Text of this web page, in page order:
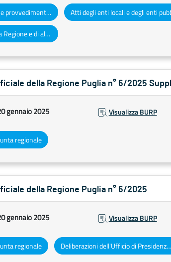
Corte Costituzionale e provvedimenti organi giurisdizionali
Altri atti e avvisi della Regione e di altri enti pubblici che interessano la collettività regionale
della Regione Puglia n° 6/2025
gennaio 2025 Visualizza BURP
regionale
della Regione Puglia n° 6/2025
gennaio 2025 Visualizza BURP
regionale Deliberazioni dell'Ufficio di Presidenza del Consiglio regionale